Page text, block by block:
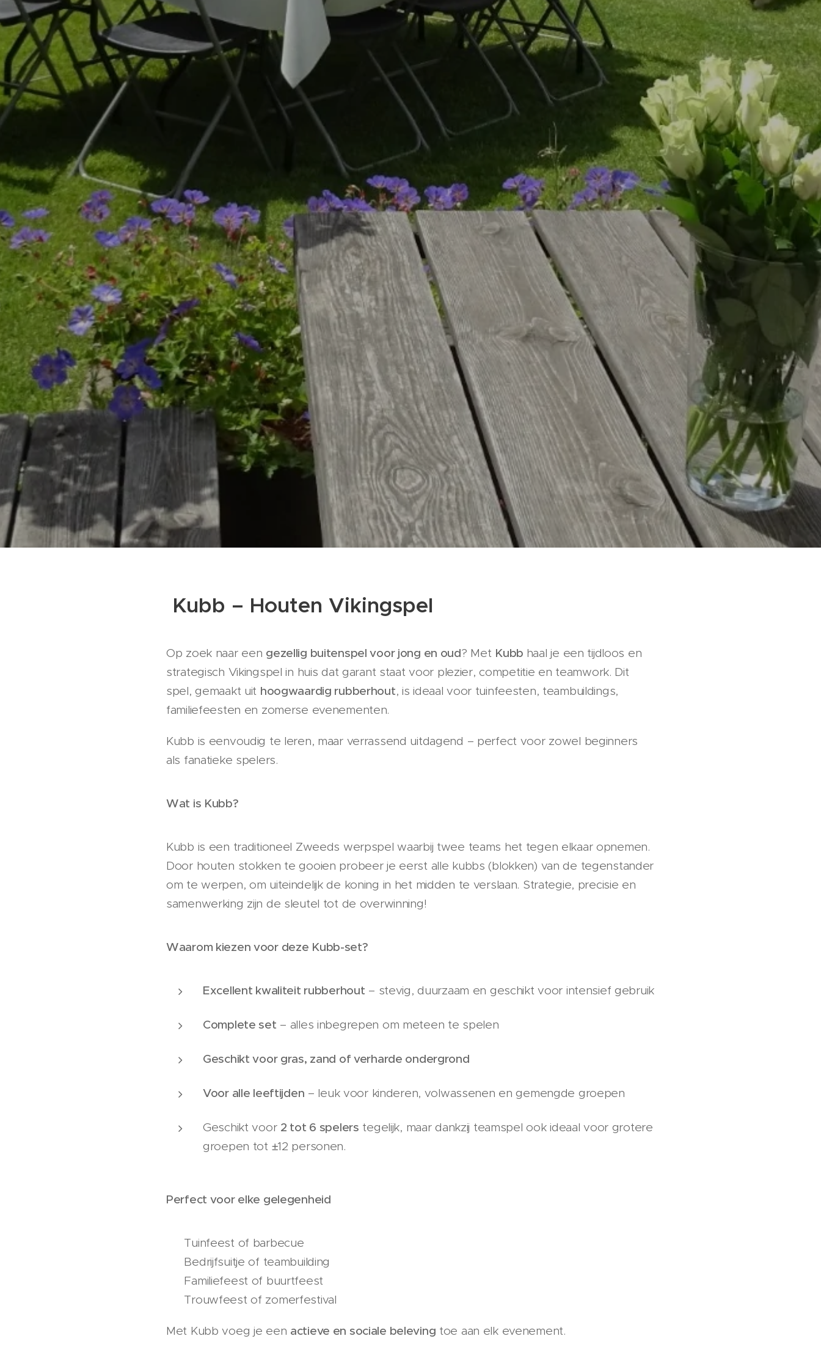
Kubb – Houten Vikingspel
Op zoek naar een gezellig buitenspel voor jong en oud? Met Kubb haal je een tijdloos en
strategisch Vikingspel in huis dat garant staat voor plezier, competitie en teamwork. Dit
spel, gemaakt uit hoogwaardig rubberhout, is ideaal voor tuinfeesten, teambuildings,
familiefeesten en zomerse evenementen.
Kubb is eenvoudig te leren, maar verrassend uitdagend – perfect voor zowel beginners
als fanatieke spelers.
Wat is Kubb?
Kubb is een traditioneel Zweeds werpspel waarbij twee teams het tegen elkaar opnemen.
Door houten stokken te gooien probeer je eerst alle kubbs (blokken) van de tegenstander
om te werpen, om uiteindelijk de koning in het midden te verslaan. Strategie, precisie en
samenwerking zijn de sleutel tot de overwinning!
Waarom kiezen voor deze Kubb-set?
Excellent kwaliteit rubberhout – stevig, duurzaam en geschikt voor intensief gebruik
Complete set – alles inbegrepen om meteen te spelen
Geschikt voor gras, zand of verharde ondergrond
Voor alle leeftijden – leuk voor kinderen, volwassenen en gemengde groepen
Geschikt voor 2 tot 6 spelers tegelijk, maar dankzij teamspel ook ideaal voor grotere
groepen tot ±12 personen.
Perfect voor elke gelegenheid
✔️ Tuinfeest of barbecue
✔️ Bedrijfsuitje of teambuilding
✔️ Familiefeest of buurtfeest
✔️ Trouwfeest of zomerfestival
Met Kubb voeg je een actieve en sociale beleving toe aan elk evenement.